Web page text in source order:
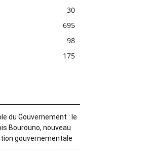
30
695
98
175
du Gouvernement : le
Bourouno, nouveau
gouvernementale